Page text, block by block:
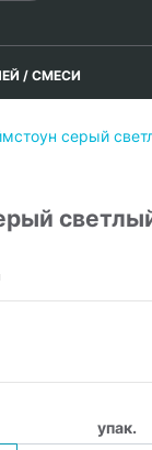
/ СМЕСИ
серый
упак.